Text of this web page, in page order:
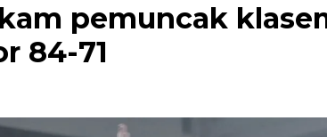
pemuncak
84-71